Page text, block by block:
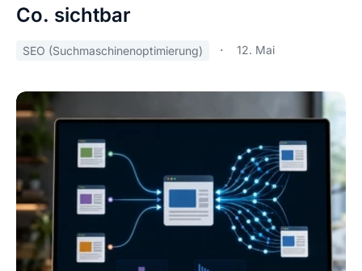
Co. sichtbar
SEO (Suchmaschinenoptimierung) 12. Mai